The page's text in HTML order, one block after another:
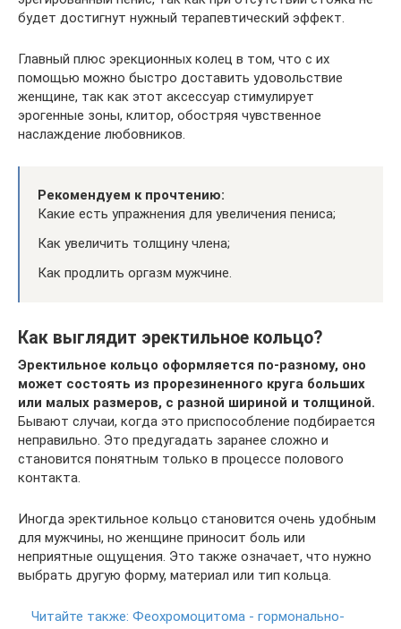
будет достигнут нужный терапевтический эффект.
Главный плюс эрекционных колец в том, что с их
помощью можно быстро доставить удовольствие
женщине, так как этот аксессуар стимулирует
эрогенные зоны, клитор, обостряя чувственное
наслаждение любовников.
Рекомендуем к прочтению:
Какие есть упражнения для увеличения пениса;
Как увеличить толщину члена;
Как продлить оргазм мужчине.
Как выглядит эректильное кольцо?
Эректильное кольцо оформляется по-разному, оно
может состоять из прорезиненного круга больших
или малых размеров, с разной шириной и толщиной.
Бывают случаи, когда это приспособление подбирается
неправильно. Это предугадать заранее сложно и
становится понятным только в процессе полового
контакта.
Иногда эректильное кольцо становится очень удобным
для мужчины, но женщине приносит боль или
неприятные ощущения. Это также означает, что нужно
выбрать другую форму, материал или тип кольца.
Читайте также: Феохромоцитома - гормонально-